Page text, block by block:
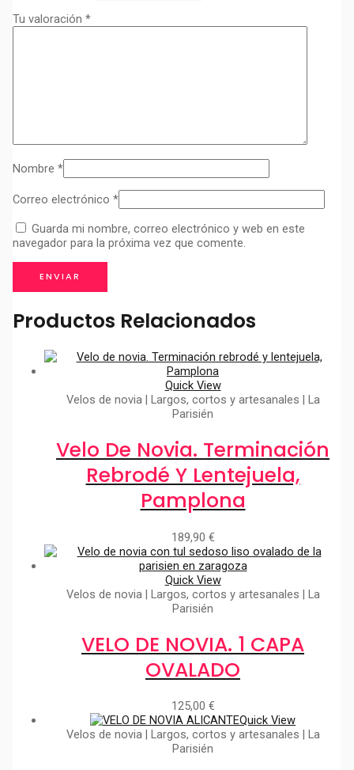
Tu valoración *
Nombre *
Correo electrónico *
Guarda mi nombre, correo electrónico y web en este
navegador para la próxima vez que comente.
Productos Relacionados
Quick View
Velos de novia | Largos, cortos y artesanales | La
Parisién
Velo De Novia. Terminación
Rebrodé Y Lentejuela,
Pamplona
189,90 €
Quick View
Velos de novia | Largos, cortos y artesanales | La
Parisién
VELO DE NOVIA. 1 CAPA
OVALADO
125,00 €
Quick View
Velos de novia | Largos, cortos y artesanales | La
Parisién